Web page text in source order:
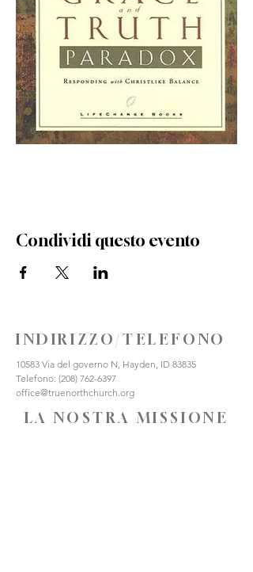
Condividi questo evento
INDIRIZZO/TELEFONO
10583 Via del governo N, Hayden, ID 83835
Telefono: (208) 762-6397
office@truenorthchurch.org
LA NOSTRA MISSIONE